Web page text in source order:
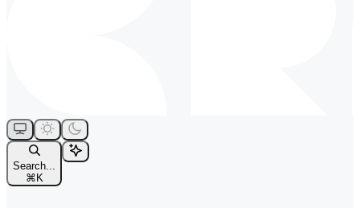
Search...
⌘ K